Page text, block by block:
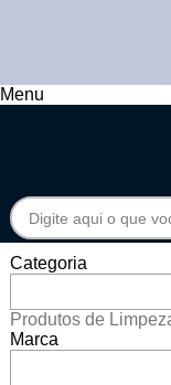
Menu
Categoria
Produtos de
Marca